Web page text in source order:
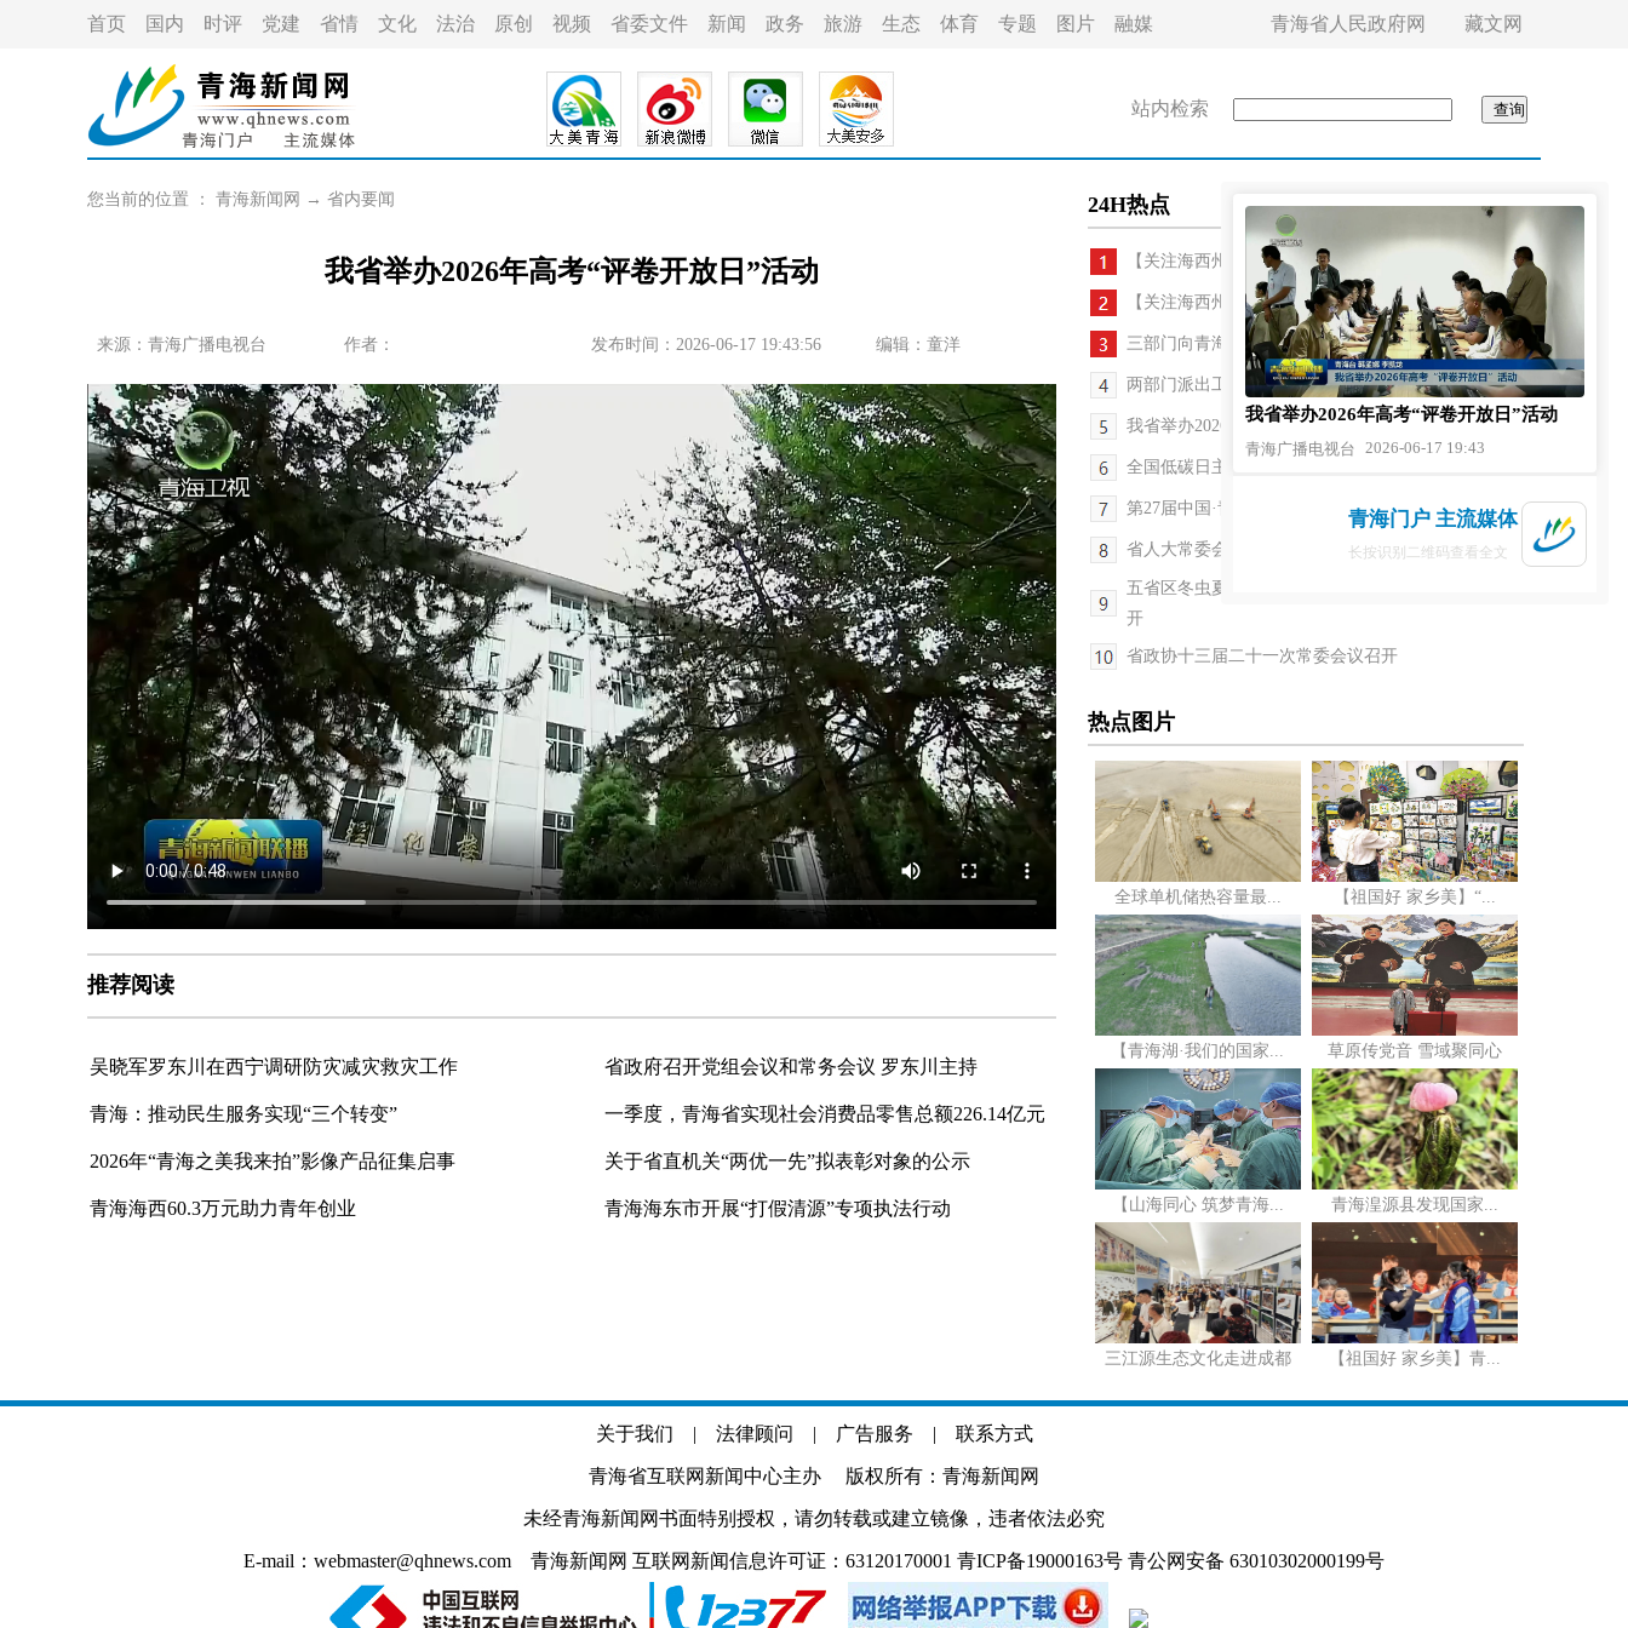
首页 国内 时评 党建 省情 文化 法治 原创 视频 省委文件 新闻 政务 旅游 生态 体育 专题 图片 融媒 青海省人民政府网 藏文网
站内检索
您当前的位置 ： 青海新闻网 → 省内要闻
我省举办2026年高考“评卷开放日”活动
来源：青海广播电视台 作者： 发布时间：2026-06-17 19:43:56 编辑：童洋
推荐阅读
吴晓军罗东川在西宁调研防灾减灾救灾工作 省政府召开党组会议和常务会议 罗东川主持
青海：推动民生服务实现“三个转变” 一季度，青海省实现社会消费品零售总额226.14亿元
2026年“青海之美我来拍”影像产品征集启事 关于省直机关“两优一先”拟表彰对象的公示
青海海西60.3万元助力青年创业 青海海东市开展“打假清源”专项执法行动
24H热点
【关注海西州6.3级地震】我省各部门快速反应 ...
【关注海西州6.3级地震】未来三天大柴旦震区以小雨...
三部门向青海调拨1万件中央救灾物资
两部门派出工作组赴青海海西州震区 指导抗震救灾工作
我省举办2026年高考“评卷开放日”活动
全国低碳日主题宣传教育活动在西宁举行
第27届中国·青海绿色发展投资贸易洽谈会新闻发布会...
省人大常委会党组会议召开
五省区冬虫夏草资源保护与产业发展座谈会在玉树州召
开
省政协十三届二十一次常委会议召开
热点图片
全球单机储热容量最... 【祖国好 家乡美】“...
【青海湖·我们的国家... 草原传党音 雪域聚同心
【山海同心 筑梦青海... 青海湟源县发现国家...
三江源生态文化走进成都 【祖国好 家乡美】青...
关于我们 | 法律顾问 | 广告服务 | 联系方式
青海省互联网新闻中心主办 版权所有：青海新闻网
未经青海新闻网书面特别授权，请勿转载或建立镜像，违者依法必究
E-mail：webmaster@qhnews.com 青海新闻网 互联网新闻信息许可证：63120170001 青ICP备19000163号 青公网安备 63010302000199号
我省举办2026年高考“评卷开放日”活动
青海广播电视台 2026-06-17 19:43
青海门户 主流媒体
长按识别二维码查看全文